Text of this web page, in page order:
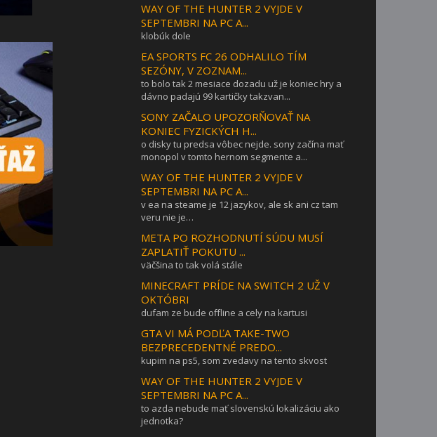
WAY OF THE HUNTER 2 VYJDE V
SEPTEMBRI NA PC A...
klobúk dole
EA SPORTS FC 26 ODHALILO TÍM
SEZÓNY, V ZOZNAM...
to bolo tak 2 mesiace dozadu už je koniec hry a
dávno padajú 99 kartičky takzvan...
SONY ZAČALO UPOZORŇOVAŤ NA
KONIEC FYZICKÝCH H...
o disky tu predsa vôbec nejde. sony začína mať
monopol v tomto hernom segmente a...
WAY OF THE HUNTER 2 VYJDE V
SEPTEMBRI NA PC A...
v ea na steame je 12 jazykov, ale sk ani cz tam
veru nie je…
META PO ROZHODNUTÍ SÚDU MUSÍ
ZAPLATIŤ POKUTU ...
väčšina to tak volá stále
MINECRAFT PRÍDE NA SWITCH 2 UŽ V
OKTÓBRI
dufam ze bude offline a cely na kartusi
GTA VI MÁ PODĽA TAKE-TWO
BEZPRECEDENTNÉ PREDO...
kupim na ps5, som zvedavy na tento skvost
WAY OF THE HUNTER 2 VYJDE V
SEPTEMBRI NA PC A...
to azda nebude mať slovenskú lokalizáciu ako
jednotka?